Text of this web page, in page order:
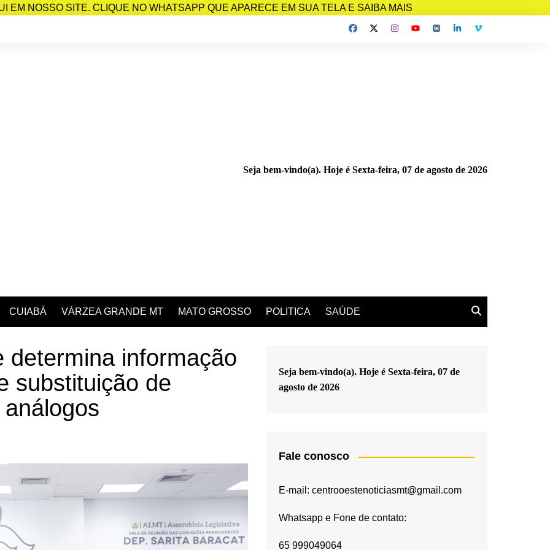
EM NOSSO SITE. CLIQUE NO WHATSAPP QUE APARECE EM SUA TELA E SAIBA MAIS
Seja bem-vindo(a). Hoje é Sexta-feira, 07 de agosto de 2026
CUIABÁ VÁRZEA GRANDE MT MATO GROSSO POLITICA SAÚDE
determina informação
substituição de
Seja bem-vindo(a). Hoje é Sexta-feira, 07 de
agosto de 2026
Fale conosco
E-mail: centrooestenoticiasmt@gmail.com
Whatsapp e Fone de contato:
65 999049064